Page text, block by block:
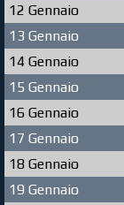
12 Gennaio
13 Gennaio
14 Gennaio
15 Gennaio
16 Gennaio
17 Gennaio
18 Gennaio
19 Gennaio